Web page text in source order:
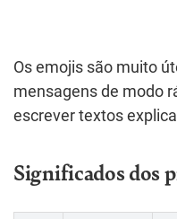
Os emojis são muito
mensagens de modo
escrever textos
Significados dos